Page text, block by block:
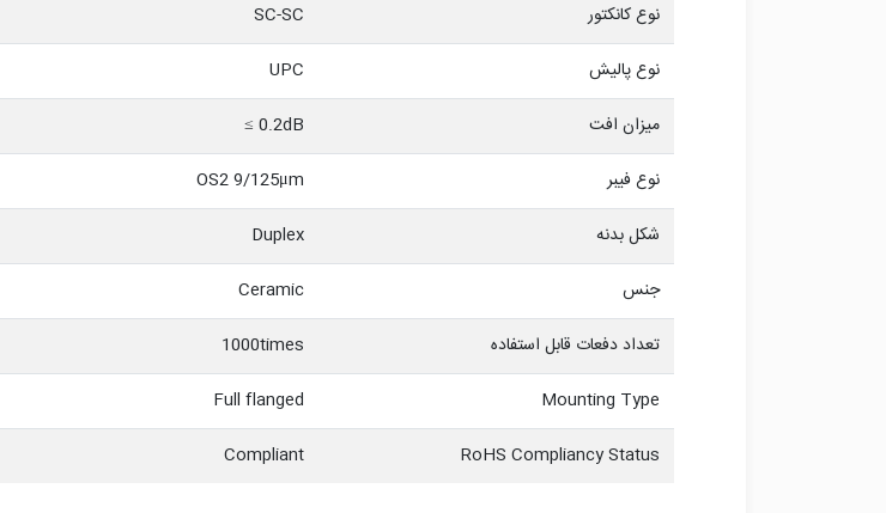
نوع کانکتور
SC-SC
نوع پالیش
UPC
میزان افت
0.2dB ≥
نوع فیبر
OS2 9/125μm
شکل بدنه
Duplex
جنس
Ceramic
تعداد دفعات قابل استفاده
1000times
Mounting Type
Full flanged
RoHS Compliancy Status
Compliant